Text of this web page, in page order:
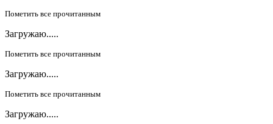
Пометить все прочитанным
Загружаю.....
Пометить все прочитанным
Загружаю.....
Пометить все прочитанным
Загружаю.....